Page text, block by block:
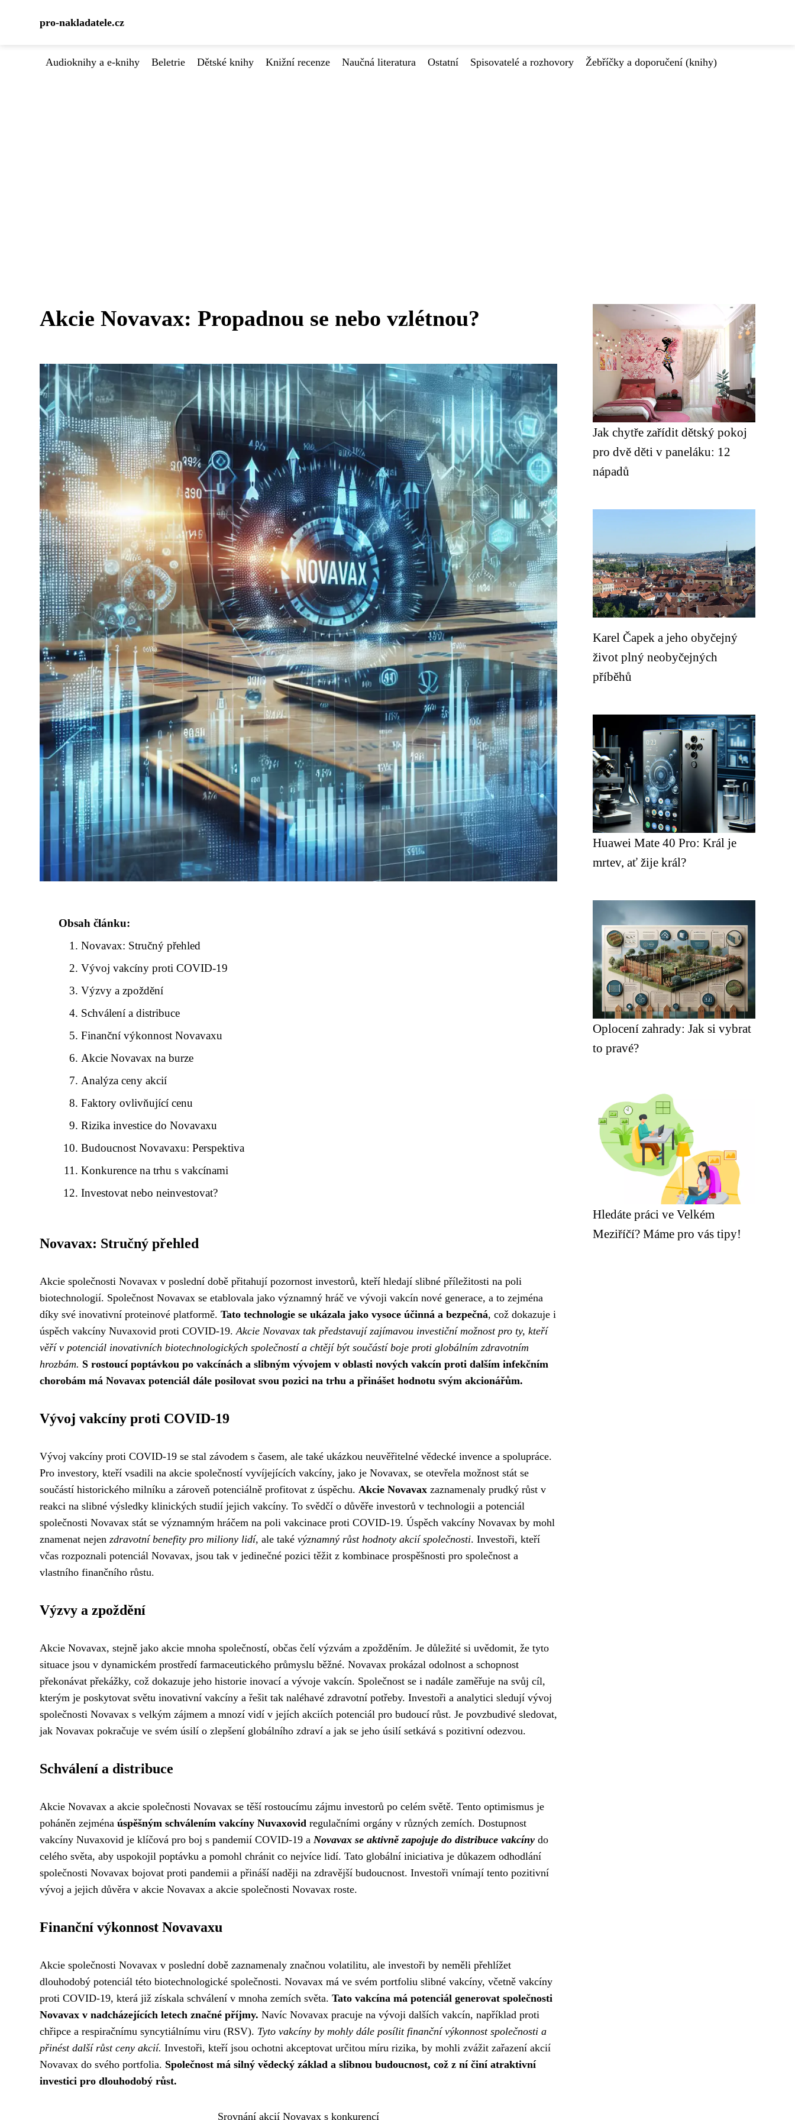
pro-nakladatele.cz
Audioknihy a e-knihy Beletrie Dětské knihy Knižní recenze Naučná literatura Ostatní Spisovatelé a rozhovory Žebříčky a doporučení (knihy)
Akcie Novavax: Propadnou se nebo vzlétnou?
Obsah článku:
Novavax: Stručný přehled
Vývoj vakcíny proti COVID-19
Výzvy a zpoždění
Schválení a distribuce
Finanční výkonnost Novavaxu
Akcie Novavax na burze
Analýza ceny akcií
Faktory ovlivňující cenu
Rizika investice do Novavaxu
Budoucnost Novavaxu: Perspektiva
Konkurence na trhu s vakcínami
Investovat nebo neinvestovat?
Novavax: Stručný přehled
Akcie společnosti Novavax v poslední době přitahují pozornost investorů, kteří hledají slibné příležitosti na poli
biotechnologií. Společnost Novavax se etablovala jako významný hráč ve vývoji vakcín nové generace, a to zejména
díky své inovativní proteinové platformě. Tato technologie se ukázala jako vysoce účinná a bezpečná, což dokazuje i
úspěch vakcíny Nuvaxovid proti COVID-19.Akcie Novavax tak představují zajímavou investiční možnost pro ty, kteří
věří v potenciál inovativních biotechnologických společností a chtějí být součástí boje proti globálním zdravotním
hrozbám. S rostoucí poptávkou po vakcínách a slibným vývojem v oblasti nových vakcín proti dalším infekčním
chorobám má Novavax potenciál dále posilovat svou pozici na trhu a přinášet hodnotu svým akcionářům.
Vývoj vakcíny proti COVID-19
Vývoj vakcíny proti COVID-19 se stal závodem s časem, ale také ukázkou neuvěřitelné vědecké invence a spolupráce.
Pro investory, kteří vsadili na akcie společností vyvíjejících vakcíny, jako je Novavax, se otevřela možnost stát se
součástí historického milníku a zároveň potenciálně profitovat z úspěchu. Akcie Novavax zaznamenaly prudký růst v
reakci na slibné výsledky klinických studií jejich vakcíny. To svědčí o důvěře investorů v technologii a potenciál
společnosti Novavax stát se významným hráčem na poli vakcinace proti COVID-19. Úspěch vakcíny Novavax by mohl
znamenat nejen zdravotní benefity pro miliony lidí, ale také významný růst hodnoty akcií společnosti. Investoři, kteří
včas rozpoznali potenciál Novavax, jsou tak v jedinečné pozici těžit z kombinace prospěšnosti pro společnost a
vlastního finančního růstu.
Výzvy a zpoždění
Akcie Novavax, stejně jako akcie mnoha společností, občas čelí výzvám a zpožděním. Je důležité si uvědomit, že tyto
situace jsou v dynamickém prostředí farmaceutického průmyslu běžné. Novavax prokázal odolnost a schopnost
překonávat překážky, což dokazuje jeho historie inovací a vývoje vakcín. Společnost se i nadále zaměřuje na svůj cíl,
kterým je poskytovat světu inovativní vakcíny a řešit tak naléhavé zdravotní potřeby. Investoři a analytici sledují vývoj
společnosti Novavax s velkým zájmem a mnozí vidí v jejích akciích potenciál pro budoucí růst. Je povzbudivé sledovat,
jak Novavax pokračuje ve svém úsilí o zlepšení globálního zdraví a jak se jeho úsilí setkává s pozitivní odezvou.
Schválení a distribuce
Akcie Novavax a akcie společnosti Novavax se těší rostoucímu zájmu investorů po celém světě. Tento optimismus je
poháněn zejména úspěšným schválením vakcíny Nuvaxovid regulačními orgány v různých zemích. Dostupnost
vakcíny Nuvaxovid je klíčová pro boj s pandemií COVID-19 a Novavax se aktivně zapojuje do distribuce vakcíny do
celého světa, aby uspokojil poptávku a pomohl chránit co nejvíce lidí. Tato globální iniciativa je důkazem odhodlání
společnosti Novavax bojovat proti pandemii a přináší naději na zdravější budoucnost. Investoři vnímají tento pozitivní
vývoj a jejich důvěra v akcie Novavax a akcie společnosti Novavax roste.
Finanční výkonnost Novavaxu
Akcie společnosti Novavax v poslední době zaznamenaly značnou volatilitu, ale investoři by neměli přehlížet
dlouhodobý potenciál této biotechnologické společnosti. Novavax má ve svém portfoliu slibné vakcíny, včetně vakcíny
proti COVID-19, která již získala schválení v mnoha zemích světa. Tato vakcína má potenciál generovat společnosti
Novavax v nadcházejících letech značné příjmy. Navíc Novavax pracuje na vývoji dalších vakcín, například proti
chřipce a respiračnímu syncytiálnímu viru (RSV). Tyto vakcíny by mohly dále posílit finanční výkonnost společnosti a
přinést další růst ceny akcií. Investoři, kteří jsou ochotni akceptovat určitou míru rizika, by mohli zvážit zařazení akcií
Novavax do svého portfolia. Společnost má silný vědecký základ a slibnou budoucnost, což z ní činí atraktivní
investici pro dlouhodobý růst.
Srovnání akcií Novavax s konkurencí
Jak chytře zařídit dětský pokoj
pro dvě děti v paneláku: 12
nápadů
Karel Čapek a jeho obyčejný
život plný neobyčejných
příběhů
Huawei Mate 40 Pro: Král je
mrtev, ať žije král?
Oplocení zahrady: Jak si vybrat
to pravé?
Hledáte práci ve Velkém
Meziříčí? Máme pro vás tipy!